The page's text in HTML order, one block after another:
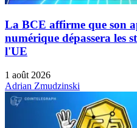
La BCE affirme que son
numérique dépassera les
l'UE
1 août 2026
Adrian Zmudzinski